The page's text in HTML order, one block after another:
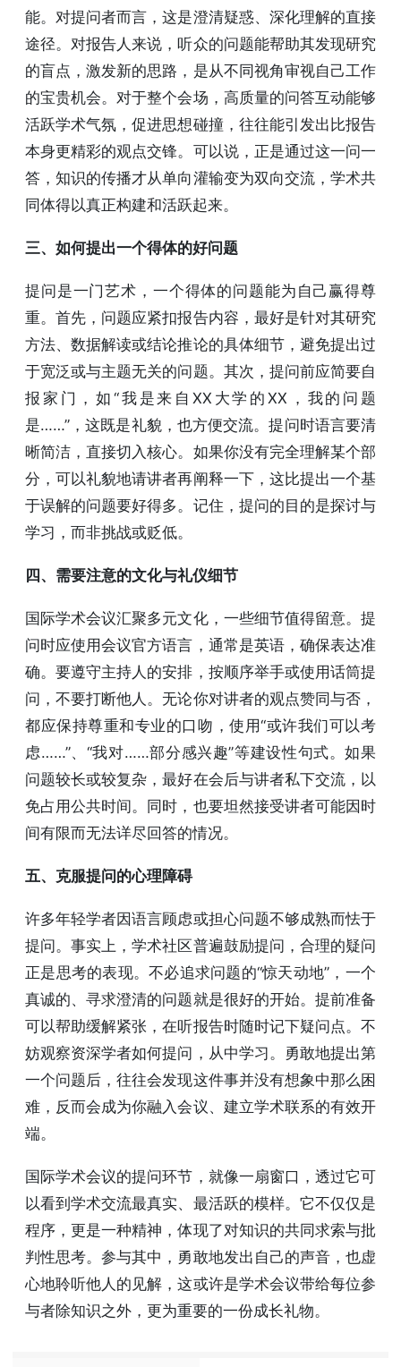
能。对提问者而言，这是澄清疑惑、深化理解的直接
途径。对报告人来说，听众的问题能帮助其发现研究
的盲点，激发新的思路，是从不同视角审视自己工作
的宝贵机会。对于整个会场，高质量的问答互动能够
活跃学术气氛，促进思想碰撞，往往能引发出比报告
本身更精彩的观点交锋。可以说，正是通过这一问一
答，知识的传播才从单向灌输变为双向交流，学术共
同体得以真正构建和活跃起来。
三、如何提出一个得体的好问题
提问是一门艺术，一个得体的问题能为自己赢得尊
重。首先，问题应紧扣报告内容，最好是针对其研究
方法、数据解读或结论推论的具体细节，避免提出过
于宽泛或与主题无关的问题。其次，提问前应简要自
报家门，如“我是来自XX大学的XX，我的问题
是……”，这既是礼貌，也方便交流。提问时语言要清
晰简洁，直接切入核心。如果你没有完全理解某个部
分，可以礼貌地请讲者再阐释一下，这比提出一个基
于误解的问题要好得多。记住，提问的目的是探讨与
学习，而非挑战或贬低。
四、需要注意的文化与礼仪细节
国际学术会议汇聚多元文化，一些细节值得留意。提
问时应使用会议官方语言，通常是英语，确保表达准
确。要遵守主持人的安排，按顺序举手或使用话筒提
问，不要打断他人。无论你对讲者的观点赞同与否，
都应保持尊重和专业的口吻，使用“或许我们可以考
虑……”、“我对……部分感兴趣”等建设性句式。如果
问题较长或较复杂，最好在会后与讲者私下交流，以
免占用公共时间。同时，也要坦然接受讲者可能因时
间有限而无法详尽回答的情况。
五、克服提问的心理障碍
许多年轻学者因语言顾虑或担心问题不够成熟而怯于
提问。事实上，学术社区普遍鼓励提问，合理的疑问
正是思考的表现。不必追求问题的“惊天动地”，一个
真诚的、寻求澄清的问题就是很好的开始。提前准备
可以帮助缓解紧张，在听报告时随时记下疑问点。不
妨观察资深学者如何提问，从中学习。勇敢地提出第
一个问题后，往往会发现这件事并没有想象中那么困
难，反而会成为你融入会议、建立学术联系的有效开
端。
国际学术会议的提问环节，就像一扇窗口，透过它可
以看到学术交流最真实、最活跃的模样。它不仅仅是
程序，更是一种精神，体现了对知识的共同求索与批
判性思考。参与其中，勇敢地发出自己的声音，也虚
心地聆听他人的见解，这或许是学术会议带给每位参
与者除知识之外，更为重要的一份成长礼物。